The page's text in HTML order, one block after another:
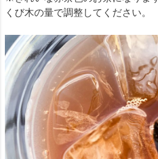
くび木の量で調整してください。